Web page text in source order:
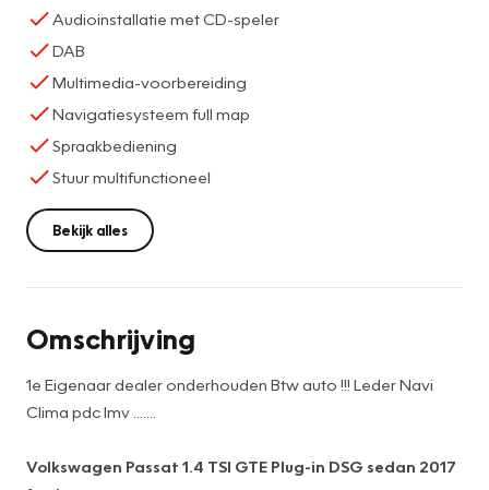
Audioinstallatie met CD-speler
DAB
Multimedia-voorbereiding
Navigatiesysteem full map
Spraakbediening
Stuur multifunctioneel
Bekijk alles
Omschrijving
1e Eigenaar dealer onderhouden Btw auto !!! Leder Navi
Clima pdc lmv .......
Volkswagen Passat 1.4 TSI GTE Plug-in DSG sedan 2017